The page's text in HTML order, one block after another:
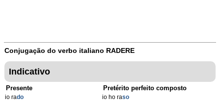
Conjugação do verbo italiano RADERE
Indicativo
Presente
io rado
Pretérito perfeito composto
io ho raso